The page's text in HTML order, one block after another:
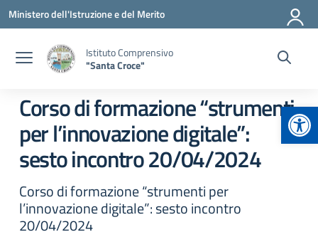
Vai ai contenuti
Vai al menu di navigazione
Vai al footer
Ministero dell'Istruzione e del Merito
Istituto Comprensivo
"Santa Croce"
Corso di formazione “strumenti
per l’innovazione digitale”:
sesto incontro 20/04/2024
Corso di formazione “strumenti per
l’innovazione digitale”: sesto incontro
20/04/2024